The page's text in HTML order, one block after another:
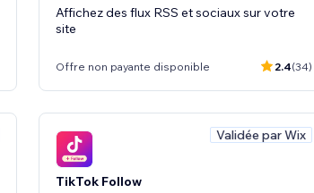
Affichez des flux RSS et sociaux sur votre
site
Offre non payante disponible 2.4(34)
Validée par Wix
TikTok Follow